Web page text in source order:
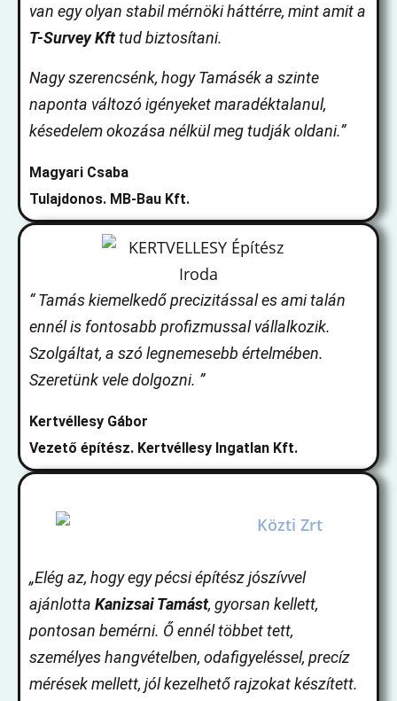
van egy olyan stabil mérnöki háttérre, mint amit a
T-Survey Kfttud biztosítani.
Nagy szerencsénk, hogy Tamásék a szinte
naponta változó igényeket maradéktalanul,
késedelem okozása nélkül meg tudják oldani.”
Magyari Csaba
Tulajdonos. MB-Bau Kft.
“ Tamás kiemelkedő precizitással es ami talán
ennél is fontosabb profizmussal vállalkozik.
Szolgáltat, a szó legnemesebb értelmében.
Szeretünk vele dolgozni. ”
Kertvéllesy Gábor
Vezető építész. Kertvéllesy Ingatlan Kft.
„Elég az, hogy egy pécsi építész jószívvel
ajánlotta Kanizsai Tamást, gyorsan kellett,
pontosan bemérni. Ő ennél többet tett,
személyes hangvételben, odafigyeléssel, precíz
mérések mellett, jól kezelhető rajzokat készített.